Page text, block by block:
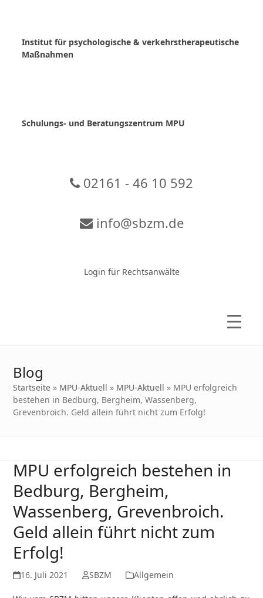
Institut für psychologische & verkehrstherapeutische
Maßnahmen
Schulungs- und Beratungszentrum MPU
02161 - 46 10 592
info@sbzm.de
Login für Rechtsanwälte
Blog
Startseite » MPU-Aktuell » MPU-Aktuell » MPU erfolgreich
bestehen in Bedburg, Bergheim, Wassenberg,
Grevenbroich. Geld allein führt nicht zum Erfolg!
MPU erfolgreich bestehen in
Bedburg, Bergheim,
Wassenberg, Grevenbroich.
Geld allein führt nicht zum
Erfolg!
16. Juli 2021 SBZM Allgemein